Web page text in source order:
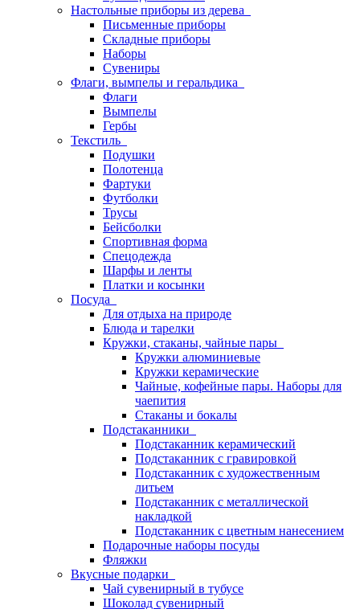
Настольные приборы из дерева
Письменные приборы
Складные приборы
Наборы
Сувениры
Флаги, вымпелы и геральдика
Флаги
Вымпелы
Гербы
Текстиль
Подушки
Полотенца
Фартуки
Футболки
Трусы
Бейсболки
Спортивная форма
Спецодежда
Шарфы и ленты
Платки и косынки
Посуда
Для отдыха на природе
Блюда и тарелки
Кружки, стаканы, чайные пары
Кружки алюминиевые
Кружки керамические
Чайные, кофейные пары. Наборы для
чаепития
Стаканы и бокалы
Подстаканники
Подстаканник керамический
Подстаканник c гравировкой
Подстаканник с художественным
литьем
Подстаканник с металлической
накладкой
Подстаканник с цветным нанесением
Подарочные наборы посуды
Фляжки
Вкусные подарки
Чай сувенирный в тубусе
Шоколад сувенирный